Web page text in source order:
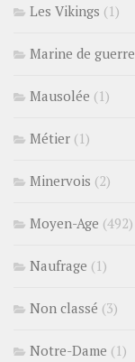
Les Vikings (1)
Marine de guerre
Mausolée (1)
Métier (1)
Minervois (2)
Moyen-Age (492)
Naufrage (1)
Non classé (3)
Notre-Dame (1)